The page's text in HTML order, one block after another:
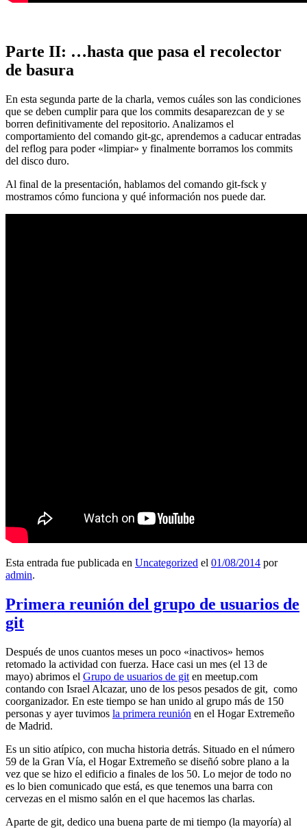
Parte II: …hasta que pasa el recolector
de basura
En esta segunda parte de la charla, vemos cuáles son las condiciones
que se deben cumplir para que los commits desaparezcan de y se
borren definitivamente del repositorio. Analizamos el
comportamiento del comando git-gc, aprendemos a caducar entradas
del reflog para poder «limpiar» y finalmente borramos los commits
del disco duro.
Al final de la presentación, hablamos del comando git-fsck y
mostramos cómo funciona y qué información nos puede dar.
Esta entrada fue publicada en Uncategorized el 01/08/2014 por
admin.
Primera reunión del grupo de usuarios de
git
Después de unos cuantos meses un poco «inactivos» hemos
retomado la actividad con fuerza. Hace casi un mes (el 13 de
mayo) abrimos el Grupo de usuarios de git en meetup.com
contando con Israel Alcazar, uno de los pesos pesados de git, como
coorganizador. En este tiempo se han unido al grupo más de 150
personas y ayer tuvimos la primera reunión en el Hogar Extremeño
de Madrid.
Es un sitio atípico, con mucha historia detrás. Situado en el número
59 de la Gran Vía, el Hogar Extremeño se diseñó sobre plano a la
vez que se hizo el edificio a finales de los 50. Lo mejor de todo no
es lo bien comunicado que está, es que tenemos una barra con
cervezas en el mismo salón en el que hacemos las charlas.
Aparte de git, dedico una buena parte de mi tiempo (la mayoría) al